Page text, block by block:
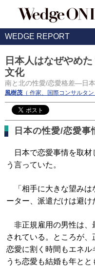
WEDGE REPORT
日本人はなぜやめ
文化
南と北の性愛/恋愛格差―日
風樹茂 （ 作家、国際コンサルタン
日本の性愛/恋愛
日本で恋愛事情を取材
う言っていた。
「相手に大きな望みは
ーター、派遣だけは避け
非正規雇用の男性は、
されている。ところが、
恋愛に割く時間もエネ
うち恋愛も結婚も年と